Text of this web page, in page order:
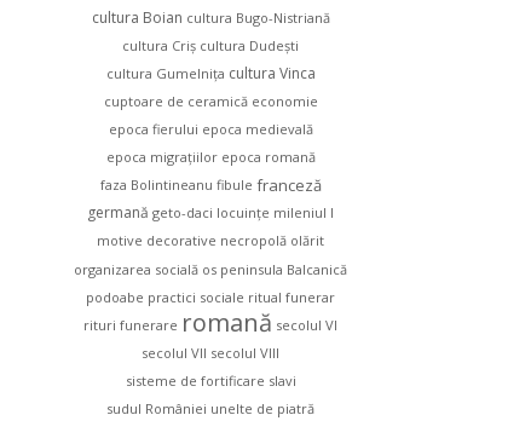
cultura Boian cultura Bugo-Nistriană
cultura Criş cultura Dudești
cultura Gumelnița cultura Vinca
cuptoare de ceramică economie
epoca fierului epoca medievală
epoca migraţiilor epoca romană
faza Bolintineanu fibule franceză
germană geto-daci locuinţe mileniul I
motive decorative necropolă olărit
organizarea socială os peninsula Balcanică
podoabe practici sociale ritual funerar
rituri funerare romană secolul VI
secolul VII secolul VIII
sisteme de fortificare slavi
sudul României unelte de piatră